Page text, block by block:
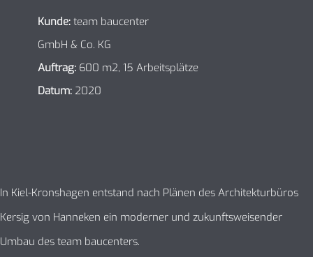
Kunde:team baucenter
GmbH & Co. KG
Auftrag:600 m2, 15 Arbeitsplätze
Datum:2020
In Kiel-Kronshagen entstand nach Plänen des Architekturbüros
Kersig von Hanneken ein moderner und zukunftsweisender
Umbau des team baucenters.